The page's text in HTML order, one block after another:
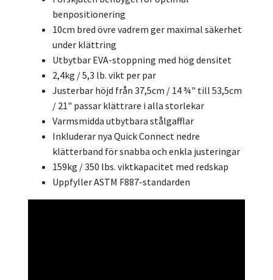
benpositionering
10cm bred övre vadrem ger maximal säkerhet
under klättring
Utbytbar EVA-stoppning med hög densitet
2,4kg / 5,3 lb. vikt per par
Justerbar höjd från 37,5cm / 14 ¾" till 53,5cm
/ 21" passar klättrare i alla storlekar
Varmsmidda utbytbara stålgafflar
Inkluderar nya Quick Connect nedre
klätterband för snabba och enkla justeringar
159kg / 350 lbs. viktkapacitet med redskap
Uppfyller ASTM F887-standarden